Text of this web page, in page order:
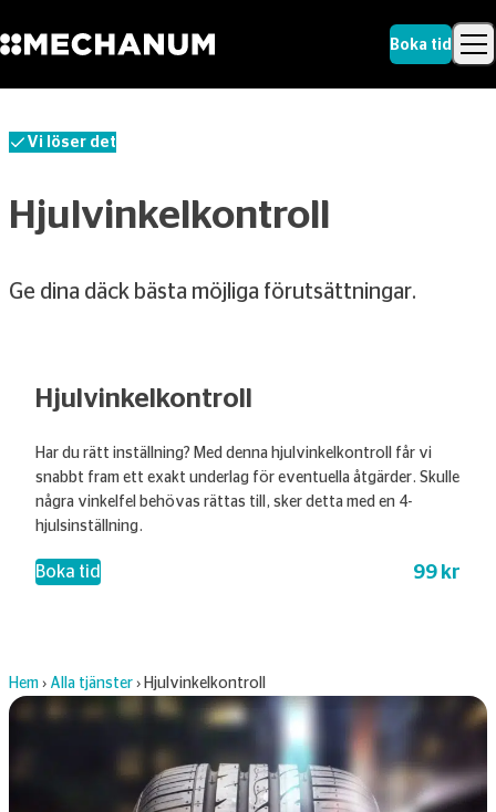
Boka tid
Vi löser det
Hjulvinkelkontroll
Ge dina däck bästa möjliga förutsättningar.
Hjulvinkelkontroll
Har du rätt inställning? Med denna hjulvinkelkontroll får vi
snabbt fram ett exakt underlag för eventuella åtgärder. Skulle
några vinkelfel behövas rättas till, sker detta med en 4-
hjulsinställning.
Boka tid– Hjulvinkelkontroll 99 kr
Hem › Alla tjänster › Hjulvinkelkontroll